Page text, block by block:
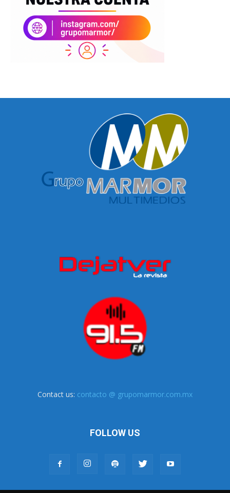
Contact us: contacto @ grupomarmor.com.mx
FOLLOW US